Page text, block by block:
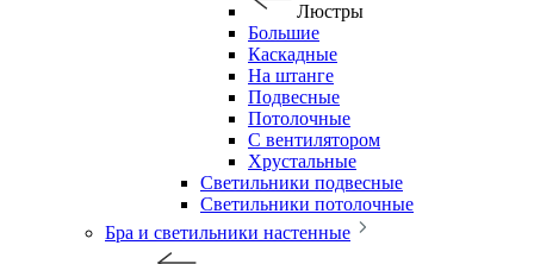
Люстры
Большие
Каскадные
На штанге
Подвесные
Потолочные
С вентилятором
Хрустальные
Светильники подвесные
Светильники потолочные
Бра и светильники настенные